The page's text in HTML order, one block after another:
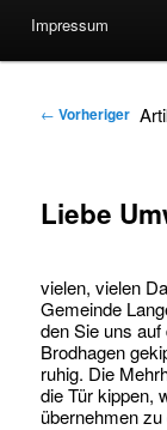
Inhalt
Inhalt
Impressum
← Vorheriger
Liebe
vielen, vielen
Gemeinde
den Sie uns
Brodhagen
ruhig. Die
die Tür kippen,
übernehmen